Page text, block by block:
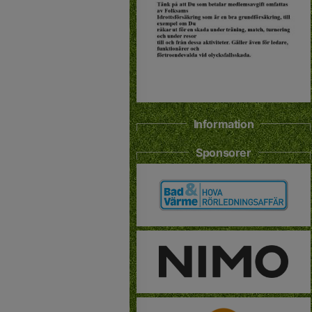
Information
Sponsorer